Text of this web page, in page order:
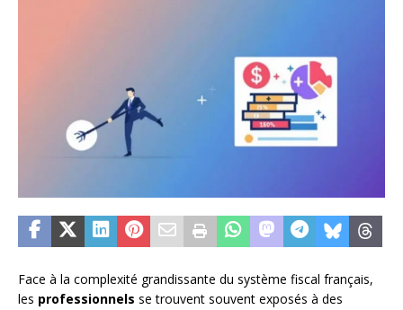
Face à la complexité grandissante du système fiscal français,
les professionnels se trouvent souvent exposés à des